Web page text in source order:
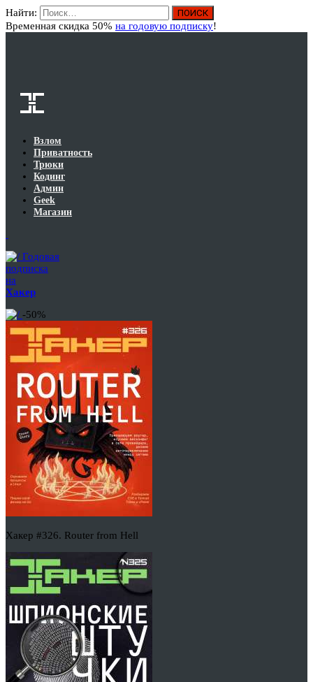
Найти:
Временная скидка 50% на годовую подписку!
Взлом
Приватность
Трюки
Кодинг
Админ
Geek
Магазин
Годовая
подписка
на
Хакер
-50%
Хакер #326. Router from Hell